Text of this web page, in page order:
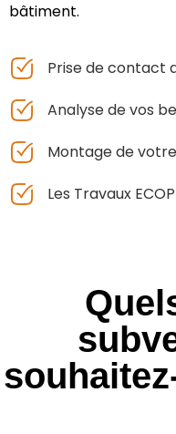
bâtiment.
Prise de contact
Analyse de vos
Montage de votre
Les Travaux